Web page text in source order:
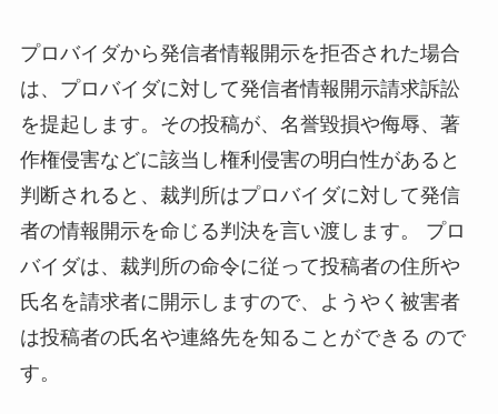
プロバイダから発信者情報開示を拒否された場合
は、プロバイダに対して発信者情報開示請求訴訟
を提起します。その投稿が、名誉毀損や侮辱、著
作権侵害などに該当し権利侵害の明白性があると
判断されると、裁判所はプロバイダに対して発信
者の情報開示を命じる判決を言い渡します。 プロ
バイダは、裁判所の命令に従って投稿者の住所や
氏名を請求者に開示しますので、ようやく被害者
は投稿者の氏名や連絡先を知ることができる ので
す。